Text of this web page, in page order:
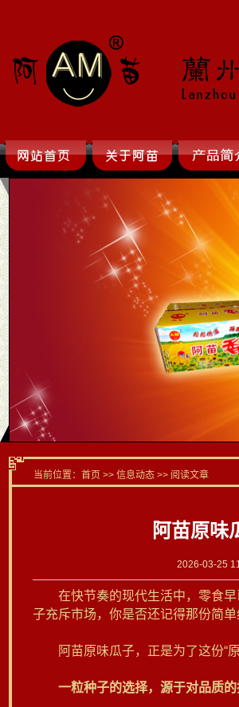
当前位置： 首页 >> 信息动态 >> 阅读文章
阿苗原味
2026-03-25
在快节奏的现代生活中，零食早
子充斥市场，你是否还记得那份简单
阿苗原味瓜子，正是为了这份“原
一粒种子的选择，源于对品质